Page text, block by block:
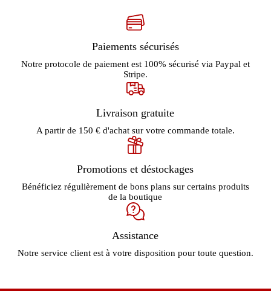
Paiements sécurisés
Notre protocole de paiement est 100% sécurisé via Paypal et
Stripe.
Livraison gratuite
A partir de 150 € d'achat sur votre commande totale.
Promotions et déstockages
Bénéficiez régulièrement de bons plans sur certains produits
de la boutique
Assistance
Notre service client est à votre disposition pour toute question.